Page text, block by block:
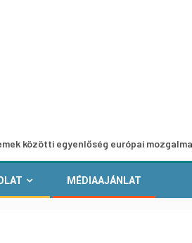
egyenlőség európai mozgalmainak
MÉDIAAJÁNLAT